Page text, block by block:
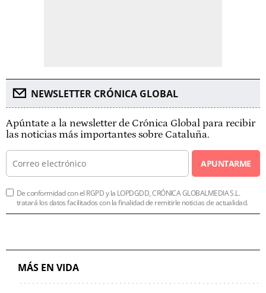
NEWSLETTER CRÓNICA GLOBAL
Apúntate a la newsletter de Crónica Global para recibir
las noticias más importantes sobre Cataluña.
APUNTARME
De conformidad con el RGPD y la LOPDGDD, CRÓNICA GLOBALMEDIA S.L.
tratará los datos facilitados con la finalidad de remitirle noticias de actualidad.
MÁS EN VIDA